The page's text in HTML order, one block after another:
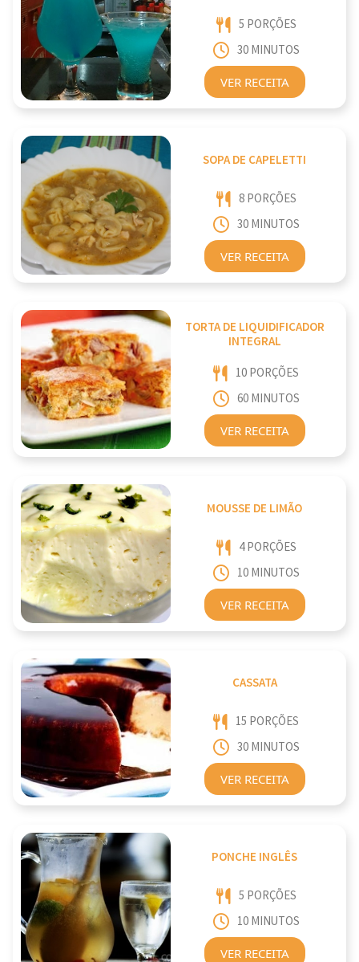
5 PORÇÕES
30 MINUTOS
VER RECEITA
SOPA DE CAPELETTI
8 PORÇÕES
30 MINUTOS
VER RECEITA
TORTA DE LIQUIDIFICADOR
INTEGRAL
10 PORÇÕES
60 MINUTOS
VER RECEITA
MOUSSE DE LIMÃO
4 PORÇÕES
10 MINUTOS
VER RECEITA
CASSATA
15 PORÇÕES
30 MINUTOS
VER RECEITA
PONCHE INGLÊS
5 PORÇÕES
10 MINUTOS
VER RECEITA